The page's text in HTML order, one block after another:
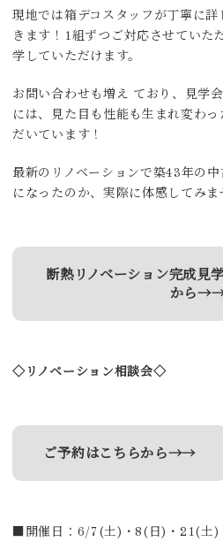
現地では箱デコスタッフが丁寧に
きます！1組ずつご対応させていた
学していただけます。
お問い合わせも増え ており、見学
には、見た目も性能も生まれ変わ
だいています！
最新のリノベーションで築43年の
になったのか、実際に体感してみ
断熱リノベーション完成見
から
◇リノベーション相談会◇
ご予約はこちらから→→
■開催日：6/7(土)・8(日)・21(土)